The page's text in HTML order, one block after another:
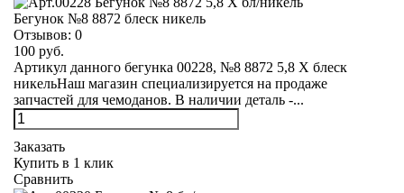
Бегунок №8 8872 блеск никель
Отзывов: 0
100 руб.
Артикул данного бегунка 00228, №8 8872 5,8 Х блеск
никельНаш магазин специализируется на продаже
запчастей для чемоданов. В наличии деталь -...
Заказать
Купить в 1 клик
Сравнить